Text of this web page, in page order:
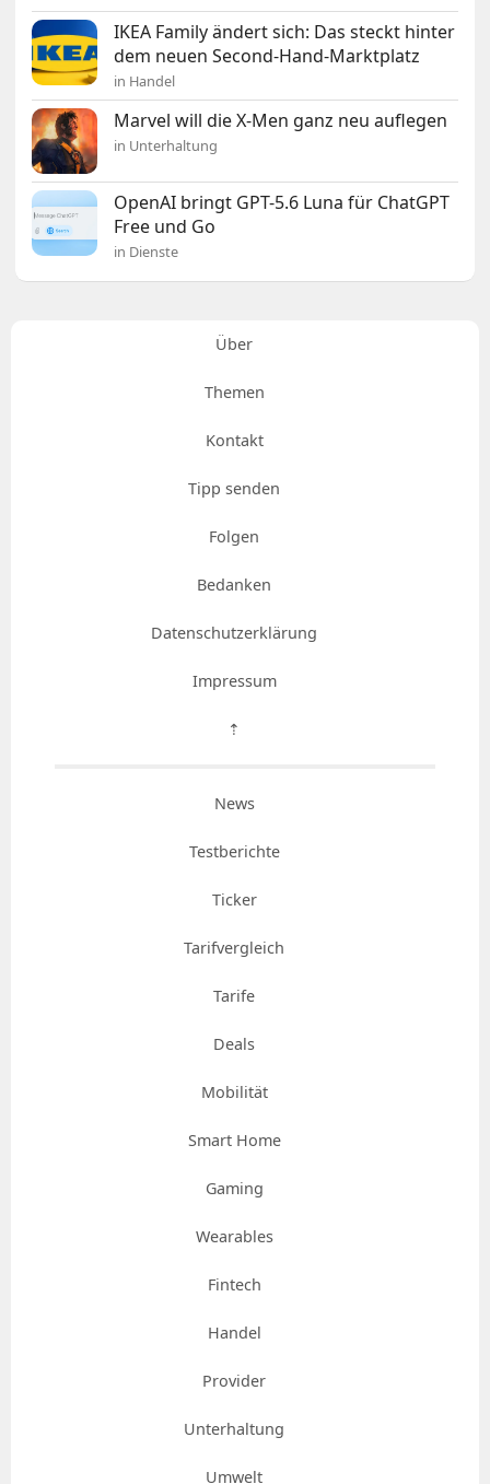
IKEA Family ändert sich: Das steckt hinter
dem neuen Second-Hand-Marktplatz
in Handel
Marvel will die X-Men ganz neu auflegen
in Unterhaltung
OpenAI bringt GPT-5.6 Luna für ChatGPT
Free und Go
in Dienste
Über
Themen
Kontakt
Tipp senden
Folgen
Bedanken
Datenschutzerklärung
Impressum
⇡
News
Testberichte
Ticker
Tarifvergleich
Tarife
Deals
Mobilität
Smart Home
Gaming
Wearables
Fintech
Handel
Provider
Unterhaltung
Umwelt